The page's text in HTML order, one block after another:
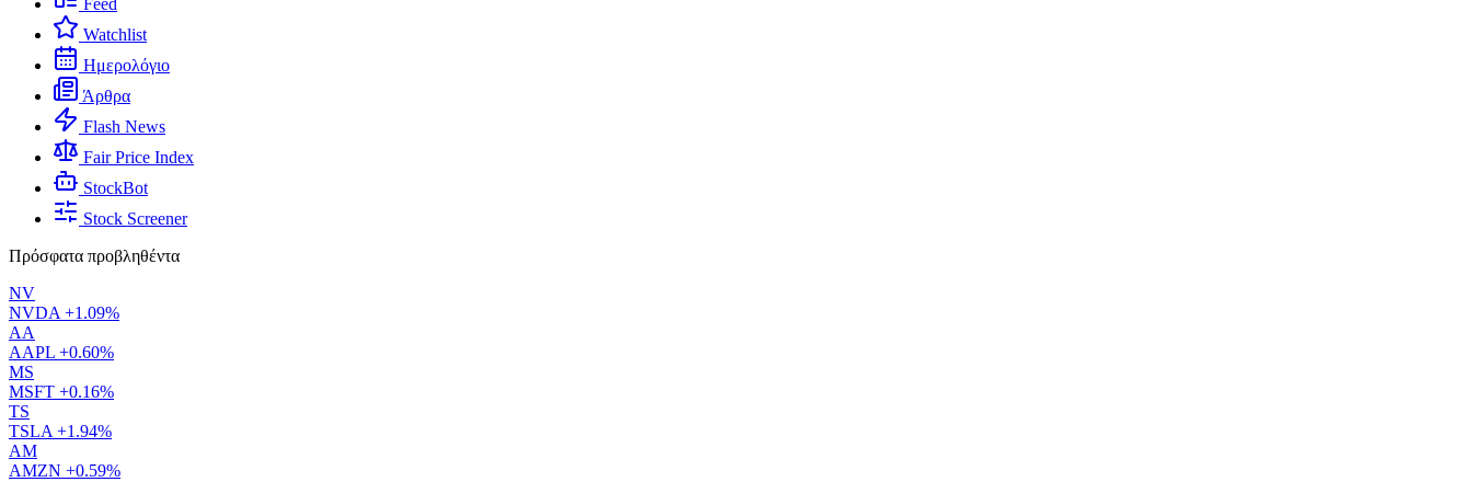
Feed
Watchlist
Ημερολόγιο
Άρθρα
Flash News
Fair Price Index
StockBot
Stock Screener
Πρόσφατα προβληθέντα
NV
NVDA +1.09%
AA
AAPL +0.60%
MS
MSFT +0.16%
TS
TSLA +1.94%
AM
AMZN +0.59%